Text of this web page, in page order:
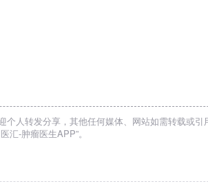
个人转发分享，其他任何媒体、网站如需转载或
汇-肿瘤医生APP”。